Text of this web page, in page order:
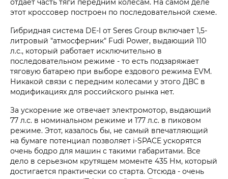
этот кроссовер построен по последовательной схеме.
Гибридная система DE-I от Seres Group включает 1,5-
литровый "атмосферник" Fudi Power, выдающий 110
л.с., который работает исключительно в
последовательном режиме - то есть подзаряжает
тяговую батарею при выборе ездового режима EVM.
Никакой связи с передним колесами у этого ДВС в
модификациях для российского рынка нет.
За ускорение же отвечает электромотор, выдающий
77 л.с. в номинальном режиме и 177 л.с. в пиковом
режиме. Этот, казалось бы, не самый впечатляющий
на бумаге потенциал позволяет i‑SPACE ускорятся
очень бодро для машин с такими габаритами. Все
дело в серьезном крутящем моменте 435 Нм, который
достигается практически со старта. Отсюда - очень